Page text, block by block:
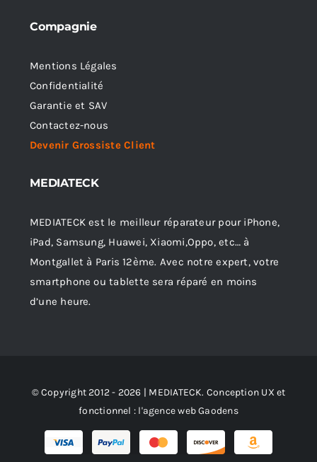
Compagnie
Mentions Légales
Confidentialité
Garantie et SAV
Contactez-nous
Devenir Grossiste Client
MEDIATECK
MEDIATECK est le meilleur réparateur pour iPhone,
iPad, Samsung, Huawei, Xiaomi,Oppo, etc… à
Montgallet à Paris 12ème. Avec notre expert, votre
smartphone ou tablette sera réparé en moins
d’une heure.
© Copyright 2012 - 2026 | MEDIATECK. Conception UX et
fonctionnel : l'agence web Gaodens